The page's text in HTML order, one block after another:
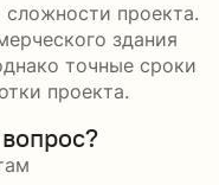
проекта.
здания
точные сроки
проекта.